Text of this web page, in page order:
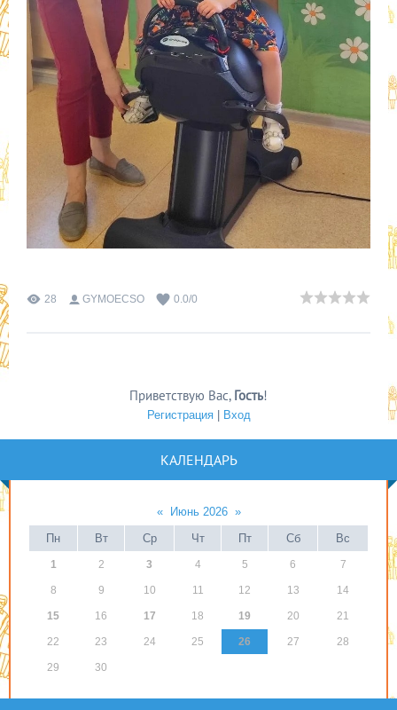
28 GYMOECSO 0.0/0
Приветствую Вас, Гость!
Регистрация| Вход
КАЛЕНДАРЬ
« Июнь 2026 »
Пн
Вт Ср Чт Пт Сб Вс
1 2 3 4 5 6 7
8 9 10 11 12 13 14
15 16 17 18 19 20 21
22 23 24 25 26 27 28
29 30